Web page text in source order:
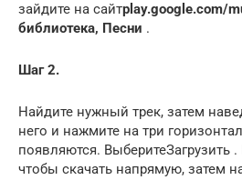
зайдите на сайтplay.google.com/
библиотека, Песни .
Шаг 2.
Найдите нужный трек, затем
него и нажмите на три
появляются. ВыберитеЗагрузить
чтобы скачать напрямую, затем